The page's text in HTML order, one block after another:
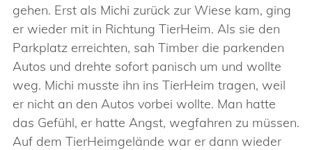
gehen. Erst als Michi zurück zur Wiese kam, ging
er wieder mit in Richtung TierHeim. Als sie den
Parkplatz erreichten, sah Timber die parkenden
Autos und drehte sofort panisch um und wollte
weg. Michi musste ihn ins TierHeim tragen, weil
er nicht an den Autos vorbei wollte. Man hatte
das Gefühl, er hatte Angst, wegfahren zu müssen.
Auf dem TierHeimgelände war er dann wieder